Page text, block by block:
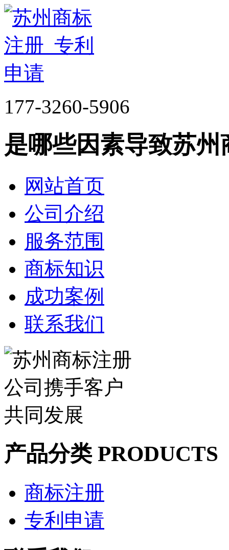
177-3260-5906
是哪些因素导致苏
网站首页
公司介绍
服务范围
商标知识
成功案例
联系我们
产品分类 PRODUCTS
商标注册
专利申请